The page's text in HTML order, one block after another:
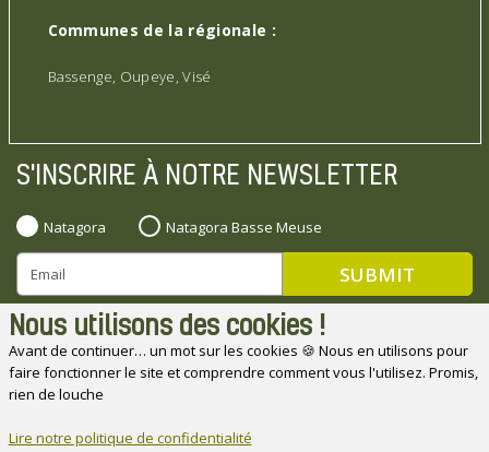
Nous utilisons des cookies !
Avant de continuer… un mot sur les cookies 🍪 Nous en utilisons pour
faire fonctionner le site et comprendre comment vous l'utilisez. Promis,
rien de louche
Lire notre politique de confidentialité
Communes de la régionale :
Bassenge, Oupeye, Visé
S'INSCRIRE À NOTRE NEWSLETTER
Natagora Natagora Basse Meuse
Natagora souhaite remercier ses partenaires